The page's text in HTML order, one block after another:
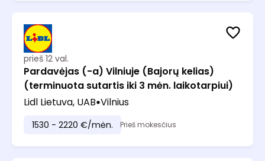
prieš 12 val.
Pardavėjas (-a) Vilniuje (Bajorų kelias)
(terminuota sutartis iki 3 mėn. laikotarpiui)
Lidl Lietuva, UAB Vilnius
1530 - 2220 €/mėn. Prieš mokesčius